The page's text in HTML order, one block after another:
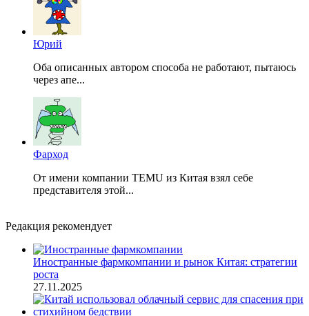
Юрий
Оба описанных автором способа не работают, пытаюсь
через апе...
Фарход
От имени компании TEMU из Китая взял себе
представителя этой...
Редакция рекомендует
Иностранные фармкомпании и рынок Китая: стратегии
роста
27.11.2025